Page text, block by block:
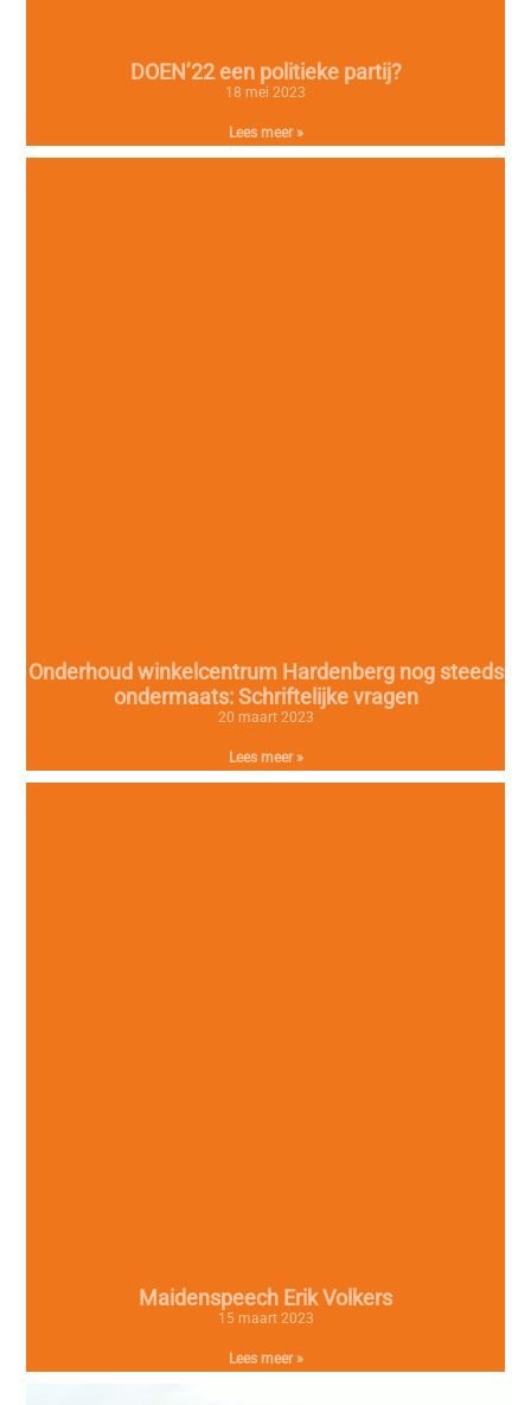
DOEN’22 een politieke partij?
18 mei 2023
Lees meer »
Onderhoud winkelcentrum Hardenberg nog steeds
ondermaats: Schriftelijke vragen
20 maart 2023
Lees meer »
Maidenspeech Erik Volkers
15 maart 2023
Lees meer »